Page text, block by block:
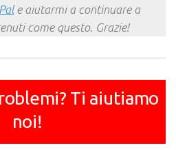
e aiutarmi a continuare a
come questo. Grazie!
Ti aiutiamo
noi!